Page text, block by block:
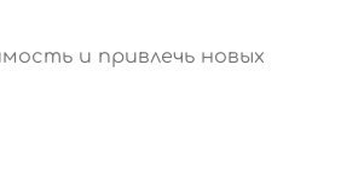
и привлечь новых